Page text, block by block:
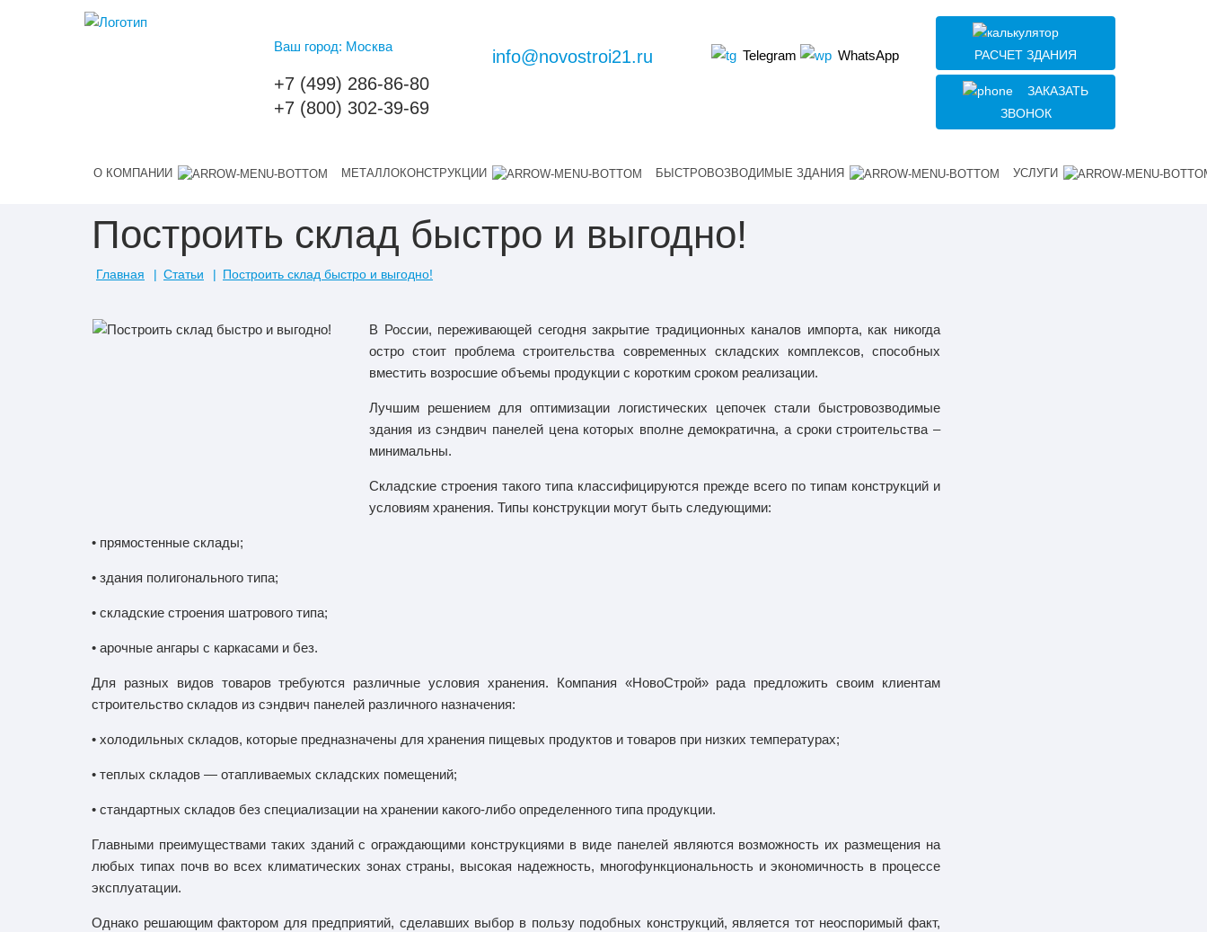
Ваш город: Москва
+7 (499) 286-86-80
+7 (800) 302-39-69
info@novostroi21.ru Telegram WhatsApp РАСЧЕТ ЗДАНИЯ
ЗАКАЗАТЬ
ЗВОНОК
О КОМПАНИИ МЕТАЛЛОКОНСТРУКЦИИ БЫСТРОВОЗВОДИМЫЕ ЗДАНИЯ УСЛУГИ
Построить склад быстро и выгодно!
Главная Статьи Построить склад быстро и выгодно!
В России, переживающей сегодня закрытие традиционных каналов импорта, как никогда
остро стоит проблема строительства современных складских комплексов, способных
вместить возросшие объемы продукции с коротким сроком реализации.
Лучшим решением для оптимизации логистических цепочек стали быстровозводимые
здания из сэндвич панелей цена которых вполне демократична, а сроки строительства –
минимальны.
Складские строения такого типа классифицируются прежде всего по типам конструкций и
условиям хранения. Типы конструкции могут быть следующими:
• прямостенные склады;
• здания полигонального типа;
• складские строения шатрового типа;
• арочные ангары с каркасами и без.
Для разных видов товаров требуются различные условия хранения. Компания «НовоСтрой» рада предложить своим клиентам
строительство складов из сэндвич панелей различного назначения:
• холодильных складов, которые предназначены для хранения пищевых продуктов и товаров при низких температурах;
• теплых складов — отапливаемых складских помещений;
• стандартных складов без специализации на хранении какого-либо определенного типа продукции.
Главными преимуществами таких зданий с ограждающими конструкциями в виде панелей являются возможность их размещения на
любых типах почв во всех климатических зонах страны, высокая надежность, многофункциональность и экономичность в процессе
эксплуатации.
Однако решающим фактором для предприятий, сделавших выбор в пользу подобных конструкций, является тот неоспоримый факт,